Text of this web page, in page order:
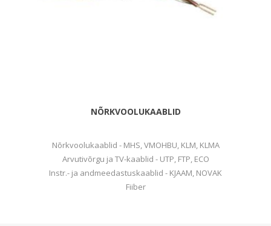
NÕRKVOOLUKAABLID
Nõrkvoolukaablid - MHS, VMOHBU, KLM, KLMA
Arvutivõrgu ja TV-kaablid - UTP, FTP, ECO
Instr.- ja andmeedastuskaablid - KJAAM, NOVAK
Fiiber